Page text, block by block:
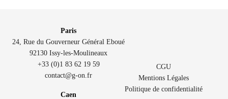
Paris
24, Rue du Gouverneur Général Eboué
92130 Issy-les-Moulineaux
+33 (0)1 83 62 19 59
contact@g-on.fr
Caen
CGU
Mentions Légales
Politique de confidentialité